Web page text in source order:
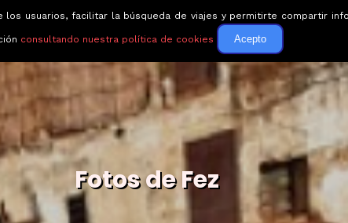
Circuitos
Fotos de Fez
usuarios, facilitar la búsqueda de viajes y permitirte compartir
consultando nuestra política de cookies Acepto